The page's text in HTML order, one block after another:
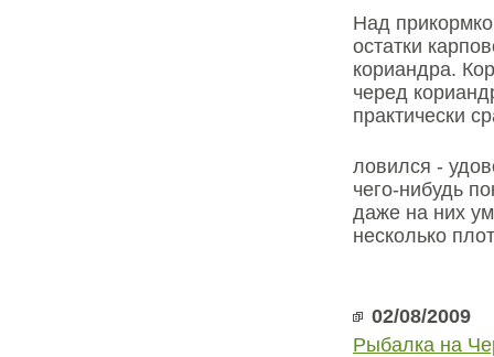
Над
остатки
кориандра.
черед
практически
ловился -
чего-нибудь
даже на них
несколько
02/08/2009
Рыбалка на